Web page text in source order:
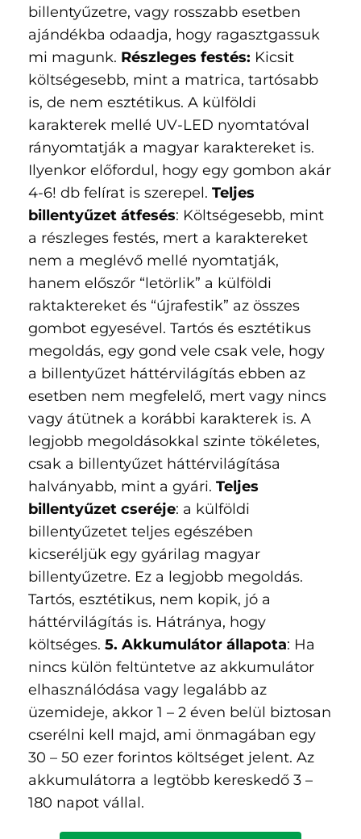
billentyűzetre, vagy rosszabb esetben
ajándékba odaadja, hogy ragasztgassuk
mi magunk. Részleges festés: Kicsit
költségesebb, mint a matrica, tartósabb
is, de nem esztétikus. A külföldi
karakterek mellé UV-LED nyomtatóval
rányomtatják a magyar karaktereket is.
Ilyenkor előfordul, hogy egy gombon akár
4-6! db felírat is szerepel. Teljes
billentyűzet átfesés: Költségesebb, mint
a részleges festés, mert a karaktereket
nem a meglévő mellé nyomtatják,
hanem előszőr “letörlik” a külföldi
raktaktereket és “újrafestik” az összes
gombot egyesével. Tartós és esztétikus
megoldás, egy gond vele csak vele, hogy
a billentyűzet háttérvilágítás ebben az
esetben nem megfelelő, mert vagy nincs
vagy átütnek a korábbi karakterek is. A
legjobb megoldásokkal szinte tökéletes,
csak a billentyűzet háttérvilágítása
halványabb, mint a gyári. Teljes
billentyűzet cseréje: a külföldi
billentyűzetet teljes egészében
kicseréljük egy gyárilag magyar
billentyűzetre. Ez a legjobb megoldás.
Tartós, esztétikus, nem kopik, jó a
háttérvilágítás is. Hátránya, hogy
költséges. 5. Akkumulátor állapota: Ha
nincs külön feltüntetve az akkumulátor
elhasználódása vagy legalább az
üzemideje, akkor 1 – 2 éven belül biztosan
cserélni kell majd, ami önmagában egy
30 – 50 ezer forintos költséget jelent. Az
akkumulátorra a legtöbb kereskedő 3 –
180 napot vállal.